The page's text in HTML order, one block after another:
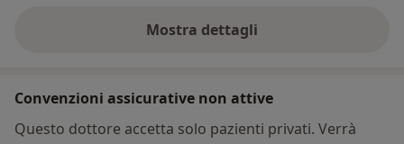
Mostra dettagli
sull'indirizzo
Convenzioni assicurative non attive
Questo dottore accetta solo pazienti privati. Verrà